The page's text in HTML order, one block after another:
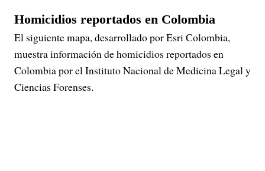
Homicidios reportados en Colombia
El siguiente mapa, desarrollado por Esri Colombia,
muestra información de homicidios reportados en
Colombia por el Instituto Nacional de Medicina Legal y
Ciencias Forenses.